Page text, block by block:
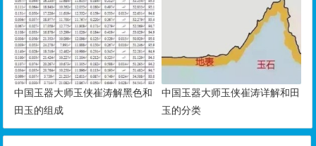
中国玉器大师玉侠崔涛解黑色和
田玉的组成
中国玉器大师玉侠崔涛详解和田
玉的分类